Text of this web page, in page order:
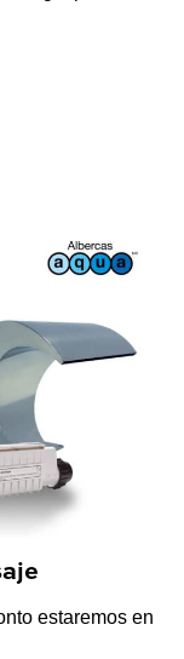
estaremos en